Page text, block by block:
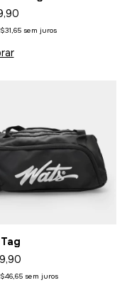
sem juros
sem juros